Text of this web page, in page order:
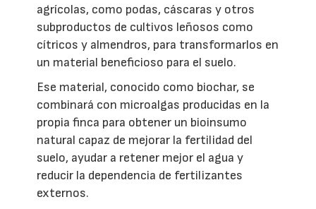
agrícolas, como podas, cáscaras y otros
subproductos de cultivos leñosos como
cítricos y almendros, para transformarlos en
un material beneficioso para el suelo.
Ese material, conocido como biochar, se
combinará con microalgas producidas en la
propia finca para obtener un bioinsumo
natural capaz de mejorar la fertilidad del
suelo, ayudar a retener mejor el agua y
reducir la dependencia de fertilizantes
externos.